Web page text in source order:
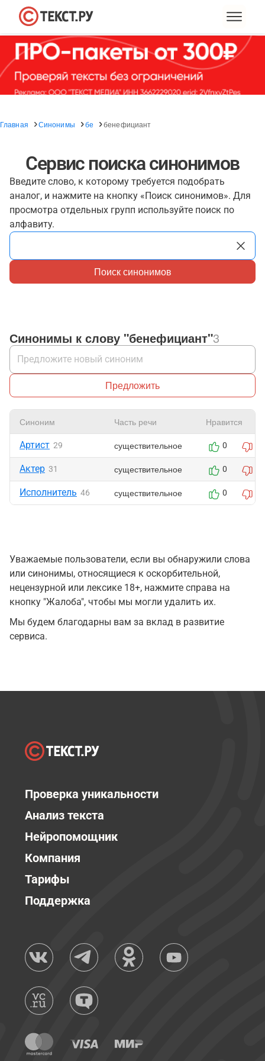
Главная Синонимы бе бенефициант
Сервис поиска синонимов
Введите слово, к которому требуется подобрать
аналог, и нажмите на кнопку «Поиск синонимов». Для
просмотра отдельных групп используйте поиск по
алфавиту.
Поиск синонимов
Синонимы к слову "бенефициант"3
Предложить
Синоним Часть речи Нравится
Артист 29 существительное 0
Актер 31 существительное 0
Исполнитель 46 существительное 0
Уважаемые пользователи, если вы обнаружили слова
или синонимы, относящиеся к оскорбительной,
нецензурной или лексике 18+, нажмите справа на
кнопку "Жалоба", чтобы мы могли удалить их.
Мы будем благодарны вам за вклад в развитие
сервиса.
Проверка уникальности
Анализ текста
Нейропомощник
Компания
Тарифы
Поддержка